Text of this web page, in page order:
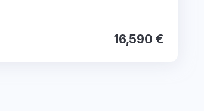
16,590 €